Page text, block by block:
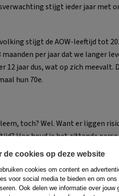
stijgt ieder jaar met
stijgt de AOW-leeftijd tot
per jaar dat we langer
12 jaar dus, wat op zich meevalt.
hun 70e.
toch? Wel. Want er liggen
Hoe houd je het zittende
relevant als de menselijke
bij jonge klanten? Want
de cookies op deze website
cookies om content en
voor social media te bieden en om
Ook delen we informatie over jouw